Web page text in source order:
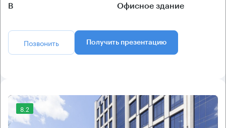
B Офисное здание
Позвонить Получить презентацию
8.2